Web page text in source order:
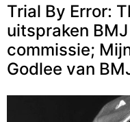
Trial By Error:
uitspraken
commissie;
Godlee van